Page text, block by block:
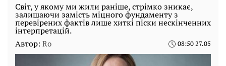
Світ, у якому ми жили раніше, стрімко зникає,
залишаючи замість міцного фундаменту з
перевірених фактів лише хиткі піски нескінченних
інтерпретацій.
Автор: Ro 08:50 27.05